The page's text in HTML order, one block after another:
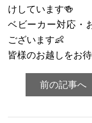
けしています🍻
ベビーカー対応・
ございます👶
皆様のお越しをお
前の記事へ